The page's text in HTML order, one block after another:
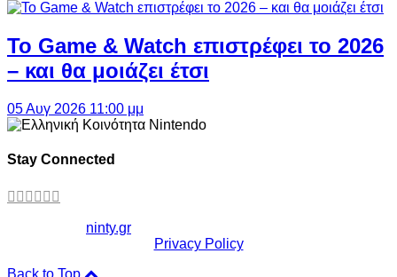
Το Game & Watch επιστρέφει το 2026
– και θα μοιάζει έτσι
05 Αυγ 2026 11:00 μμ
Stay Connected
ninty.gr
Privacy Policy